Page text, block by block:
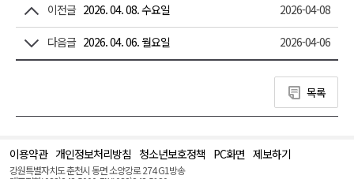
이전글 2026. 04. 08. 수요일 2026-04-08
다음글 2026. 04. 06. 월요일 2026-04-06
목록
이용약관 개인정보처리방침 청소년보호정책 PC화면 제보하기
강원특별자치도 춘천시 동면 소양강로 274 G1방송